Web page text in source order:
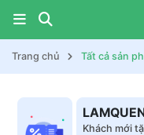
Trang chủ Tất cả sản
Khách mới